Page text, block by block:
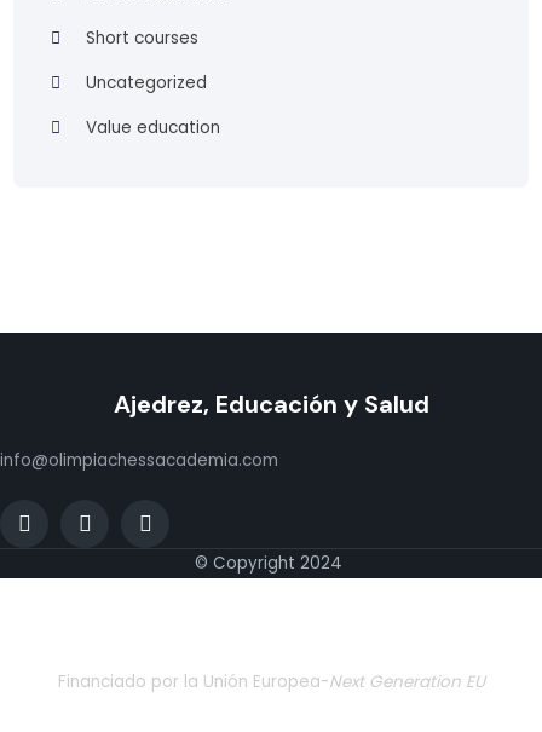
Short courses
Uncategorized
Value education
Ajedrez, Educación y Salud
info@olimpiachessacademia.com
© Copyright 2024
Financiado por la Unión Europea-Next Generation EU